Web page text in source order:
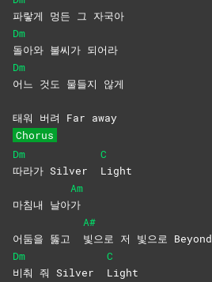
파랗게 멍든 그 자국아
Dm
돌아와 불씨가 되어라
Dm
어느 것도 물들지 않게
태워 버려 Far away
Chorus
Dm
따라가 Silver
C
Light
마침내 날아
Am
가
어둠을 뚫고
A#
빛으로 저 빛으로 Beyond
Dm
비춰 줘 Silver
C
Light